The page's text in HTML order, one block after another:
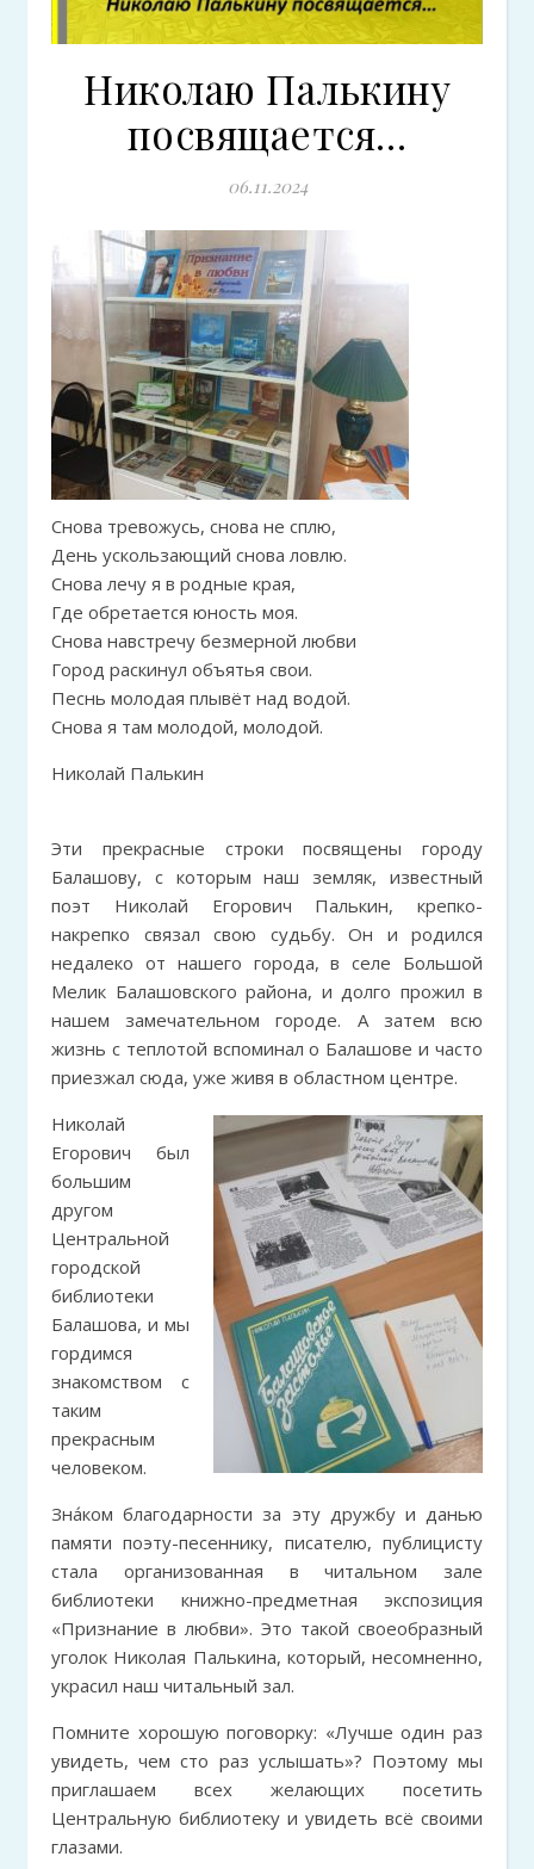
Николаю Палькину
посвящается…
06.11.2024
Снова тревожусь, снова не сплю,
День ускользающий снова ловлю.
Снова лечу я в родные края,
Где обретается юность моя.
Снова навстречу безмерной любви
Город раскинул объятья свои.
Песнь молодая плывёт над водой.
Снова я там молодой, молодой.
Николай Палькин
Эти прекрасные строки посвящены городу
Балашову, с которым наш земляк, известный
поэт Николай Егорович Палькин, крепко-
накрепко связал свою судьбу. Он и родился
недалеко от нашего города, в селе Большой
Мелик Балашовского района, и долго прожил в
нашем замечательном городе. А затем всю
жизнь с теплотой вспоминал о Балашове и часто
приезжал сюда, уже живя в областном центре.
Николай
Егорович был
большим
другом
Центральной
городской
библиотеки
Балашова, и мы
гордимся
знакомством с
таким
прекрасным
человеком.
Зна́ком благодарности за эту дружбу и данью
памяти поэту-песеннику, писателю, публицисту
стала организованная в читальном зале
библиотеки книжно-предметная экспозиция
«Признание в любви». Это такой своеобразный
уголок Николая Палькина, который, несомненно,
украсил наш читальный зал.
Помните хорошую поговорку: «Лучше один раз
увидеть, чем сто раз услышать»? Поэтому мы
приглашаем всех желающих посетить
Центральную библиотеку и увидеть всё своими
глазами.